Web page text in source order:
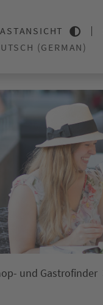
und Gastrofinder